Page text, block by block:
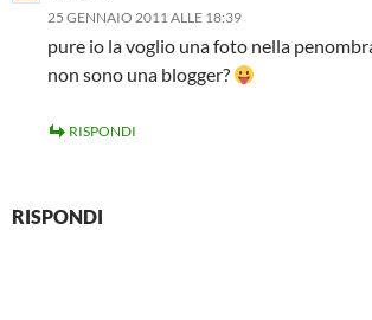
25 GENNAIO 2011 ALLE 18:39
pure io la voglio una foto nella
non sono una blogger?
RISPONDI
RISPONDI